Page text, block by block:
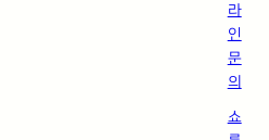
라
인
문
의
쇼